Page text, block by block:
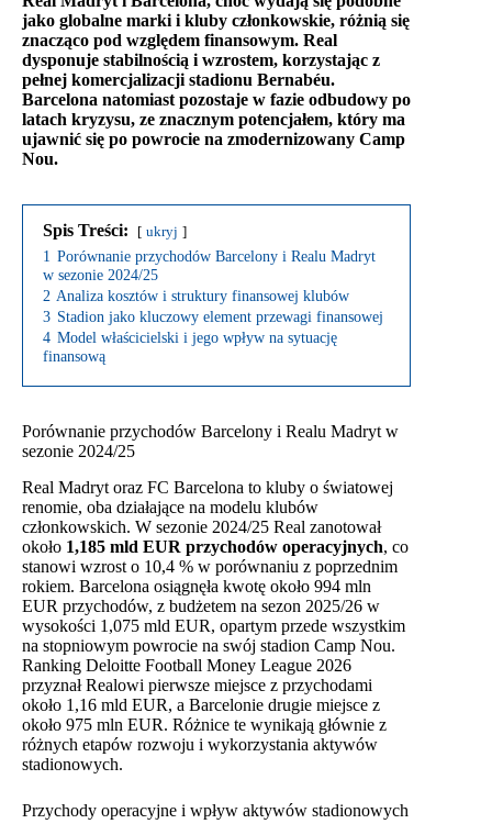
jako globalne marki i kluby członkowskie, różnią się
znacząco pod względem finansowym. Real
dysponuje stabilnością i wzrostem, korzystając z
pełnej komercjalizacji stadionu Bernabéu.
Barcelona natomiast pozostaje w fazie odbudowy po
latach kryzysu, ze znacznym potencjałem, który ma
ujawnić się po powrocie na zmodernizowany Camp
Nou.
Spis Treści: ukryj
1 Porównanie przychodów Barcelony i Realu Madryt
w sezonie 2024/25
2 Analiza kosztów i struktury finansowej klubów
3 Stadion jako kluczowy element przewagi finansowej
4 Model właścicielski i jego wpływ na sytuację
finansową
Porównanie przychodów Barcelony i Realu Madryt w
sezonie 2024/25
Real Madryt oraz FC Barcelona to kluby o światowej
renomie, oba działające na modelu klubów
członkowskich. W sezonie 2024/25 Real zanotował
około 1,185 mld EUR przychodów operacyjnych, co
stanowi wzrost o 10,4 % w porównaniu z poprzednim
rokiem. Barcelona osiągnęła kwotę około 994 mln
EUR przychodów, z budżetem na sezon 2025/26 w
wysokości 1,075 mld EUR, opartym przede wszystkim
na stopniowym powrocie na swój stadion Camp Nou.
Ranking Deloitte Football Money League 2026
przyznał Realowi pierwsze miejsce z przychodami
około 1,16 mld EUR, a Barcelonie drugie miejsce z
około 975 mln EUR. Różnice te wynikają głównie z
różnych etapów rozwoju i wykorzystania aktywów
stadionowych.
Przychody operacyjne i wpływ aktywów stadionowych